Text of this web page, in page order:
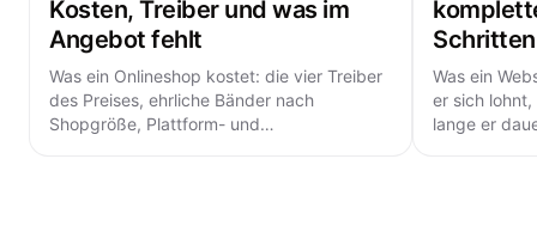
Kosten, Treiber und was im
Angebot fehlt
Was ein Onlineshop kostet: die vier Treiber
des Preises, ehrliche Bänder nach
Shopgröße, Plattform- und
Schritten
Was ein
er sich
lange er